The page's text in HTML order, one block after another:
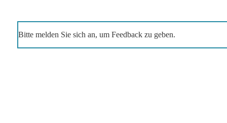
Bitte melden Sie sich an, um Feedback zu geben.